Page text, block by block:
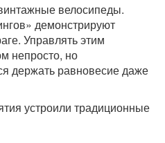
велосипеды.
демонстрируют
Управлять этим
непросто, но
держать равновесие даже
устроили традиционные